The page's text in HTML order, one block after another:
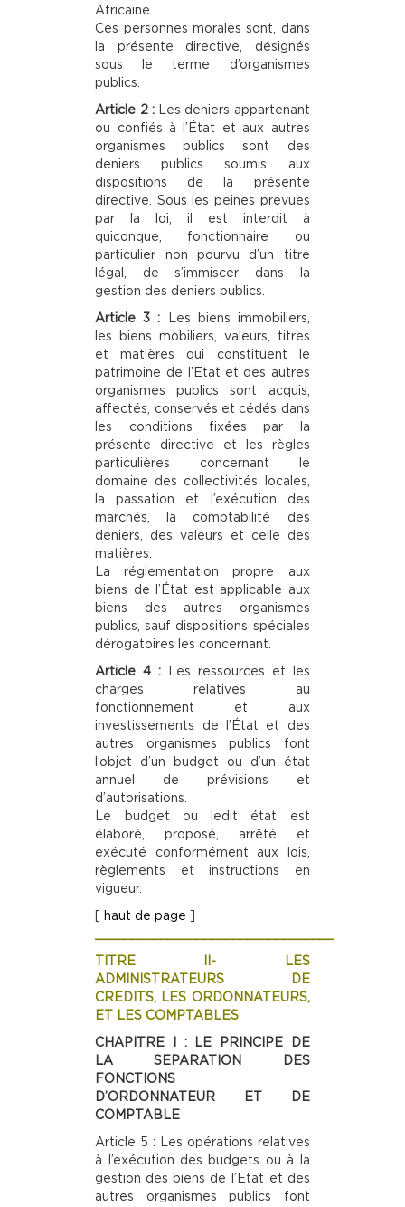
Africaine.
Ces personnes morales sont, dans
la présente directive, désignés
sous le terme d’organismes
publics.
Article 2 :
Les deniers appartenant
ou confiés à l’État et aux autres
organismes publics sont des
deniers publics soumis aux
dispositions de la présente
directive. Sous les peines prévues
par la loi, il est interdit à
quiconque, fonctionnaire ou
particulier non pourvu d’un titre
légal, de s’immiscer dans la
gestion des deniers publics.
Article 3 :
Les biens immobiliers,
les biens mobiliers, valeurs, titres
et matières qui constituent le
patrimoine de I’Etat et des autres
organismes publics sont acquis,
affectés, conservés et cédés dans
les conditions fixées par la
présente directive et les règles
particulières concernant le
domaine des collectivités locales,
la passation et l’exécution des
marchés, la comptabilité des
deniers, des valeurs et celle des
matières.
La réglementation propre aux
biens de l’État est applicable aux
biens des autres organismes
publics, sauf dispositions spéciales
dérogatoires les concernant.
Article 4 : Les ressources et les
charges relatives au
fonctionnement et aux
investissements de l’État et des
autres organismes publics font
l’objet d’un budget ou d’un état
annuel de prévisions et
d’autorisations.
Le budget ou ledit état est
élaboré, proposé, arrêté et
exécuté conformément aux lois,
règlements et instructions en
vigueur.
haut de page
TITRE II- LES
ADMINISTRATEURS DE
CREDITS, LES ORDONNATEURS,
ET LES COMPTABLES
CHAPITRE I : LE PRINCIPE DE
LA SEPARATION DES
FONCTIONS
D’ORDONNATEUR ET DE
COMPTABLE
Article 5 : Les opérations relatives
à l’exécution des budgets ou à la
gestion des biens de I’Etat et des
autres organismes publics font